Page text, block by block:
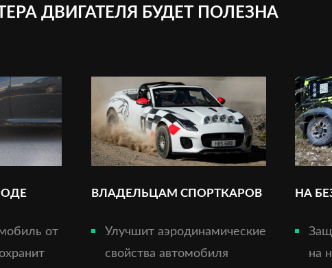
ДВИГАТЕЛЯ БУДЕТ ПОЛЕЗНА
от
ВЛАДЕЛЬЦАМ СПОРТКАРОВ
Улучшит аэродинамические
свойства автомобиля
НА
на